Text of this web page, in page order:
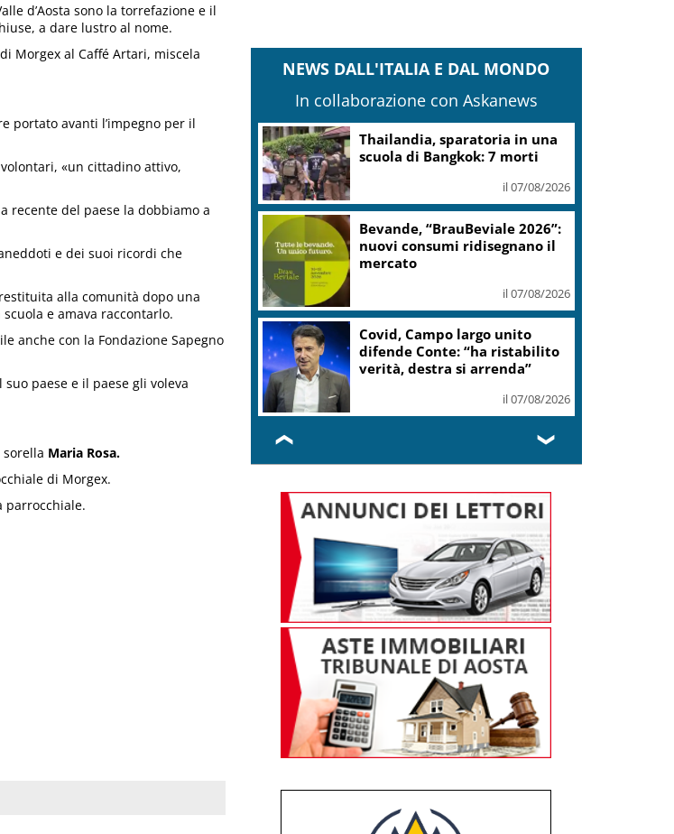
d’Aosta sono la torrefazione e il
a dare lustro al nome.
Morgex al Caffé Artari, miscela
portato avanti l’impegno per il
«un cittadino attivo,
recente del paese la dobbiamo a
e dei suoi ricordi che
alla comunità dopo una
e amava raccontarlo.
anche con la Fondazione Sapegno
paese e il paese gli voleva
sorella Maria Rosa.
di Morgex.
parrocchiale.
NEWS DALL'ITALIA E DAL MONDO
In collaborazione con Askanews
Thailandia, sparatoria in una
scuola di Bangkok: 7 morti
il 07/08/2026
Bevande, “BrauBeviale 2026”:
nuovi consumi ridisegnano il
mercato
il 07/08/2026
Covid, Campo largo unito
difende Conte: “ha ristabilito
verità, destra si arrenda”
il 07/08/2026
❮ ❯